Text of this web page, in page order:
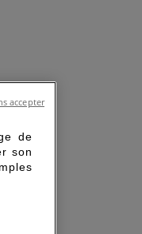
de
son
accepter